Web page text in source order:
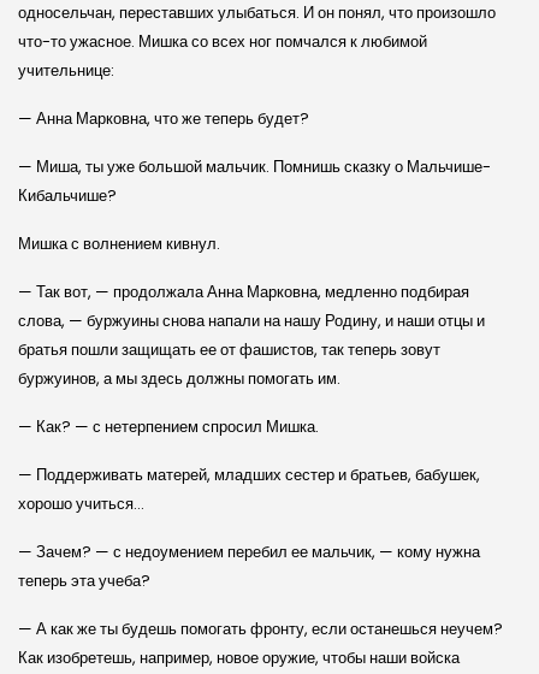
односельчан, переставших улыбаться. И он понял, что произошло
что-то ужасное. Мишка со всех ног помчался к любимой
учительнице:
— Анна Марковна, что же теперь будет?
— Миша, ты уже большой мальчик. Помнишь сказку о Мальчише-
Кибальчише?
Мишка с волнением кивнул.
— Так вот, — продолжала Анна Марковна, медленно подбирая
слова, — буржуины снова напали на нашу Родину, и наши отцы и
братья пошли защищать ее от фашистов, так теперь зовут
буржуинов, а мы здесь должны помогать им.
— Как? — с нетерпением спросил Мишка.
— Поддерживать матерей, младших сестер и братьев, бабушек,
хорошо учиться…
— Зачем? — с недоумением перебил ее мальчик, — кому нужна
теперь эта учеба?
— А как же ты будешь помогать фронту, если останешься неучем?
Как изобретешь, например, новое оружие, чтобы наши войска